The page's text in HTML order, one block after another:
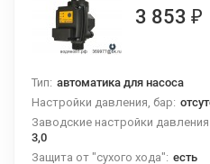
3 853 ₽
Тип: автоматика для насоса
Настройки давления, бар:
Заводские настройки
3,0
Защита от "сухого хода": есть